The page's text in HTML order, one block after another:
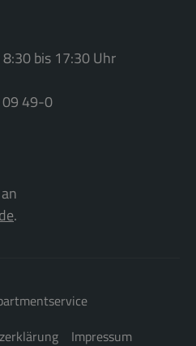
bis 17:30 Uhr
09 49-0
.
Impressum